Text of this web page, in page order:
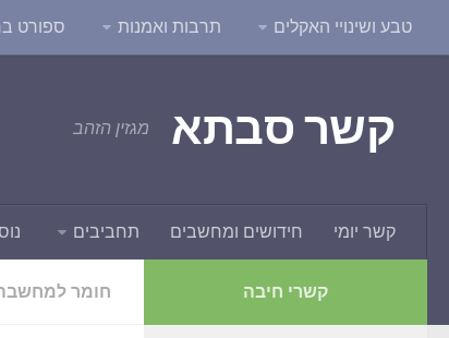
טבע ושינויי האקלים תרבות ואמנות ספורט
קשר סבתא מגזין הזהב
קשר יומי חידושים ומחשבים תחביבים
חומר קשרי חיבה